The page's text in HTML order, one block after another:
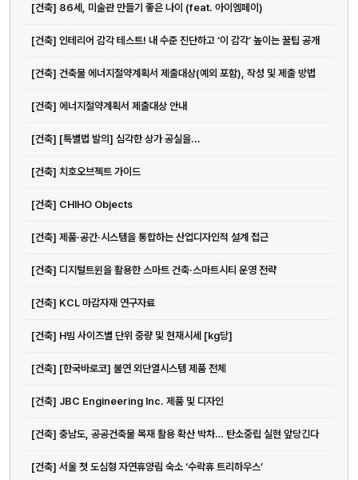
[건축] 86세, 미술관 만들기 좋은 나이 (feat. 아이엠페이)
[건축] 인테리어 감각 테스트! 내 수준 진단하고 ‘이 감각’ 높이는 꿀팁 공개
[건축] 건축물 에너지절약계획서 제출대상(예외 포함), 작성 및 제출 방법
[건축] 에너지절약계획서 제출대상 안내
[건축] [특별법 발의] 심각한 상가 공실을...
[건축] 치호오브젝트 가이드
[건축] CHIHO Objects
[건축] 제품·공간·시스템을 통합하는 산업디자인적 설계 접근
[건축] 디지털트윈을 활용한 스마트 건축·스마트시티 운영 전략
[건축] KCL 마감자재 연구자료
[건축] H빔 사이즈별 단위 중량 및 현재시세 [kg당]
[건축] [한국바로코] 불연 외단열시스템 제품 전체
[건축] JBC Engineering Inc. 제품 및 디자인
[건축] 충남도, 공공건축물 목재 활용 확산 박차… 탄소중립 실현 앞당긴다
[건축] 서울 첫 도심형 자연휴양림 숙소 ‘수락휴 트리하우스’